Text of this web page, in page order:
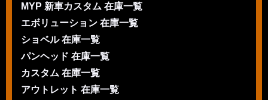
MYP 新車カスタム 在庫一覧
エボリューション 在庫一覧
ショベル 在庫一覧
パンヘッド 在庫一覧
カスタム 在庫一覧
アウトレット 在庫一覧